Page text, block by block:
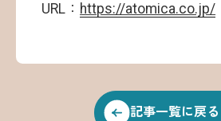
URL： https://atomica.co.jp/
記事一覧に戻る